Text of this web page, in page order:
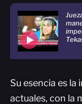
Su esencia es
actuales, con la